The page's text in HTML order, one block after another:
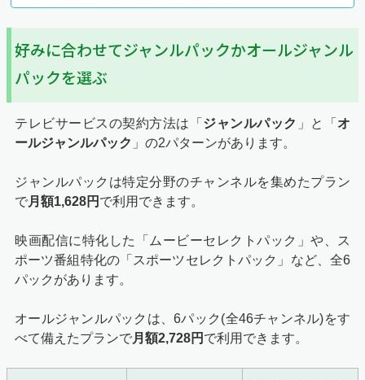
好みに合わせてジャンルパックかオールジャンル
パックを選ぶ
テレビサービスの契約方法は「 ジャンルパック 」と「 オ
ールジャンルパック 」の2パターンがあります。
ジャンルパックは特定分野のチャンネルを集めたプラン
で月額1,628円 で利用できます。
映画配信に特化した「ムービーセレクトパック」や、ス
ポーツ番組特化の「スポーツセレクトパック」など、全6
パックがあります。
オールジャンルパックは、6パック(全46チャンネル)をす
べて備えたプランで月額2,728円 で利用できます。